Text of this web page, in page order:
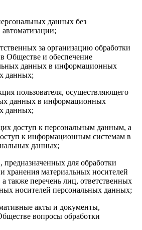
данных без
автоматизации;
за организацию обработки
Обществе и обеспечение
данных в информационных
данных;
пользователя, осуществляющего
данных в информационных
данных;
доступ к персональным данным, а
к информационным системам в
данных;
для обработки
хранения материальных носителей
также перечень лиц, ответственных
носителей персональных данных;
акты и документы,
вопросы обработки